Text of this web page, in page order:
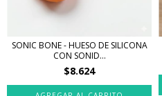
SONIC BONE - HUESO DE SILICONA
CON SONID...
$8.624